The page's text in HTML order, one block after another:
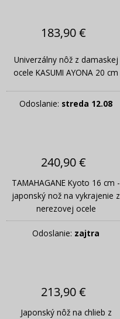
183,90 €
Univerzálny nôž z damaskej
ocele KASUMI AYONA 20 cm
Odoslanie: streda 12.08
240,90 €
TAMAHAGANE Kyoto 16 cm -
japonský nož na vykrajenie z
nerezovej ocele
Odoslanie: zajtra
213,90 €
Japonský nôž na chlieb z